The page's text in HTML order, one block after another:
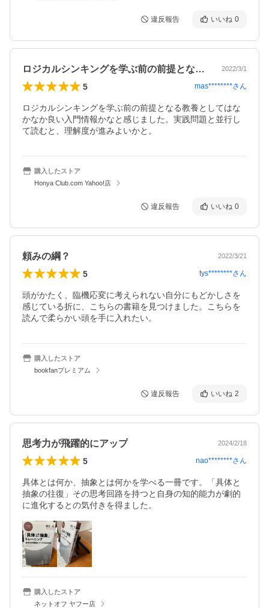
違反報告 いいね 0
ロジカルシンキングを学ぶ前の前提となる… 2022/3/1
5 mas********さん
ロジカルシンキングを学ぶ前の前提となる教養としてはな
かなか良い入門情報かなと感じました。実践問題と並行し
て読むと、理解度が進みよいかと。
購入したストア
Honya Club.com Yahoo!店
違反報告 いいね 0
頼みの綱？ 2022/3/21
5 tys********さん
頭がかたく、臨機応変に考えられない自分にもどかしさを
感じている折に、こちらの書籍を見つけました。こちらを
読んで柔らかい頭を手に入れたい。
購入したストア
bookfanプレミアム
違反報告 いいね 2
思考力が飛躍的にアップ 2024/2/18
5 nao********さん
具体とは何か、抽象とは何かを学べる一冊です。「具体と
抽象の往復」その思考回路を持つと自身の知的能力が劇的
に進化するとの気付きを得ました。
購入したストア
ネットオフ ヤフー店